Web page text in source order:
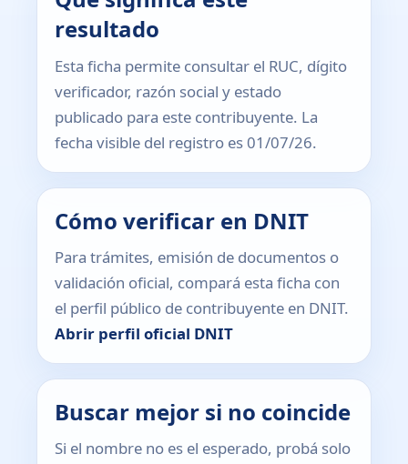
resultado
Esta ficha permite consultar el RUC, dígito
verificador, razón social y estado
publicado para este contribuyente. La
fecha visible del registro es 01/07/26.
Cómo verificar en DNIT
Para trámites, emisión de documentos o
validación oficial, compará esta ficha con
el perfil público de contribuyente en DNIT.
Abrir perfil oficial DNIT
Buscar mejor si no coincide
Si el nombre no es el esperado, probá solo